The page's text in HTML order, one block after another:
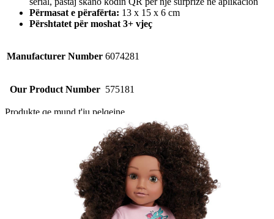
Përmasat e përafërta: 13 x 15 x 6 cm
Përshtatet për moshat 3+ vjeç
Manufacturer Number 6074281
Our Product Number 575181
Produkte qe mund t'ju pelqejne